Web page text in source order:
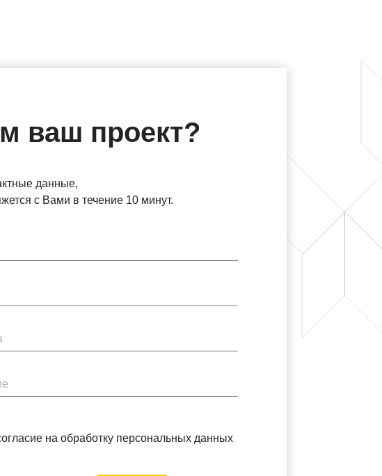
ваш проект?
данные,
с Вами в течение 10 минут.
на обработку персональных данных